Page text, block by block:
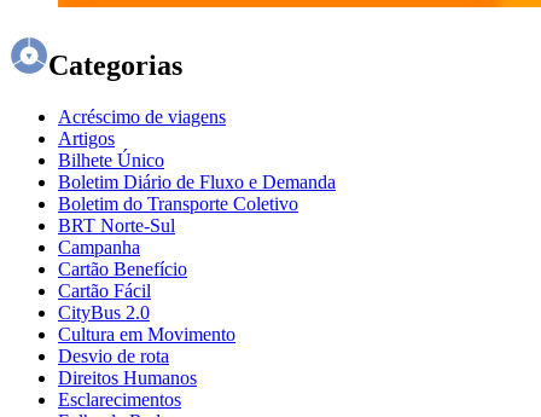
Categorias
Acréscimo de viagens
Artigos
Bilhete Único
Boletim Diário de Fluxo e Demanda
Boletim do Transporte Coletivo
BRT Norte-Sul
Campanha
Cartão Benefício
Cartão Fácil
CityBus 2.0
Cultura em Movimento
Desvio de rota
Direitos Humanos
Esclarecimentos